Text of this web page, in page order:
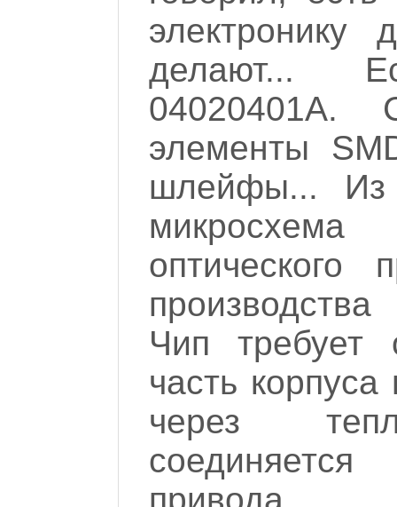
делают...
элементы
шлейфы... Из
оптического
Чип требует
часть
через